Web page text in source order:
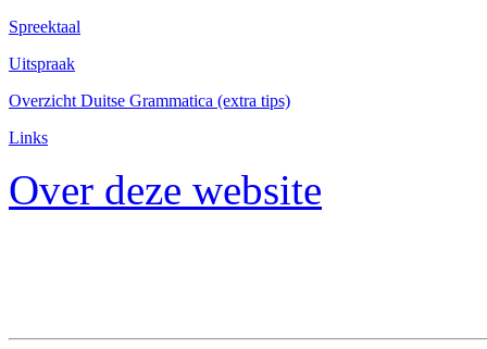
Spreektaal
Uitspraak
Overzicht Duitse Grammatica (extra tips)
Links
Over deze website